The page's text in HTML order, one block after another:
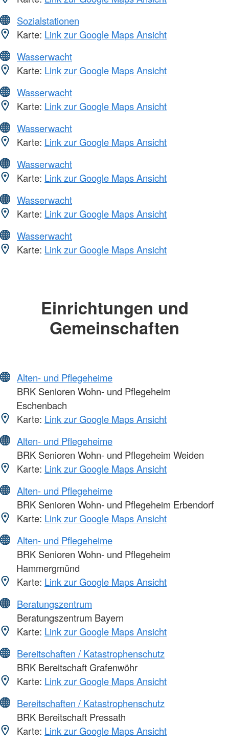
Sozialstationen
Karte: Link zur Google Maps Ansicht
Wasserwacht
Karte: Link zur Google Maps Ansicht
Wasserwacht
Karte: Link zur Google Maps Ansicht
Wasserwacht
Karte: Link zur Google Maps Ansicht
Wasserwacht
Karte: Link zur Google Maps Ansicht
Wasserwacht
Karte: Link zur Google Maps Ansicht
Wasserwacht
Karte: Link zur Google Maps Ansicht
Einrichtungen und
Gemeinschaften
Alten- und Pflegeheime
BRK Senioren Wohn- und Pflegeheim
Eschenbach
Karte: Link zur Google Maps Ansicht
Alten- und Pflegeheime
BRK Senioren Wohn- und Pflegeheim Weiden
Karte: Link zur Google Maps Ansicht
Alten- und Pflegeheime
BRK Senioren Wohn- und Pflegeheim Erbendorf
Karte: Link zur Google Maps Ansicht
Alten- und Pflegeheime
BRK Senioren Wohn- und Pflegeheim
Hammergmünd
Karte: Link zur Google Maps Ansicht
Beratungszentrum
Beratungszentrum Bayern
Karte: Link zur Google Maps Ansicht
Bereitschaften / Katastrophenschutz
BRK Bereitschaft Grafenwöhr
Karte: Link zur Google Maps Ansicht
Bereitschaften / Katastrophenschutz
BRK Bereitschaft Pressath
Karte: Link zur Google Maps Ansicht